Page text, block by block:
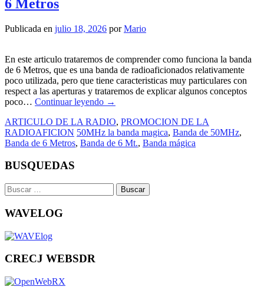
6 Metros
Publicada en julio 18, 2026 porMario
En este articulo trataremos de comprender como funciona la banda
de 6 Metros, que es una banda de radioaficionados relativamente
poco utilizada, pero que tiene caracteristicas muy particulares con
respect a las aperturas y trataremos de explicar algunos conceptos
poco… Continuar leyendo →
ARTICULO DE LA RADIO, PROMOCION DE LA
RADIOAFICION 50MHz la banda magica, Banda de 50MHz,
Banda de 6 Metros, Banda de 6 Mt., Banda mágica
BUSQUEDAS
Buscar:
WAVELOG
CRECJ WEBSDR